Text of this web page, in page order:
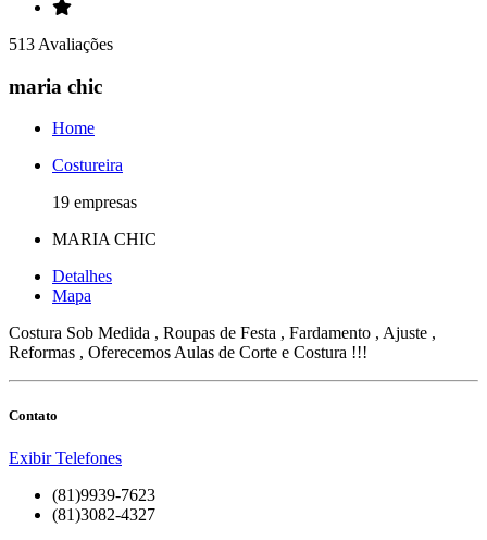
513 Avaliações
maria chic
Home
Costureira
19 empresas
MARIA CHIC
Detalhes
Mapa
Costura Sob Medida , Roupas de Festa , Fardamento , Ajuste ,
Reformas , Oferecemos Aulas de Corte e Costura !!!
Contato
Exibir Telefones
(81)9939-7623
(81)3082-4327